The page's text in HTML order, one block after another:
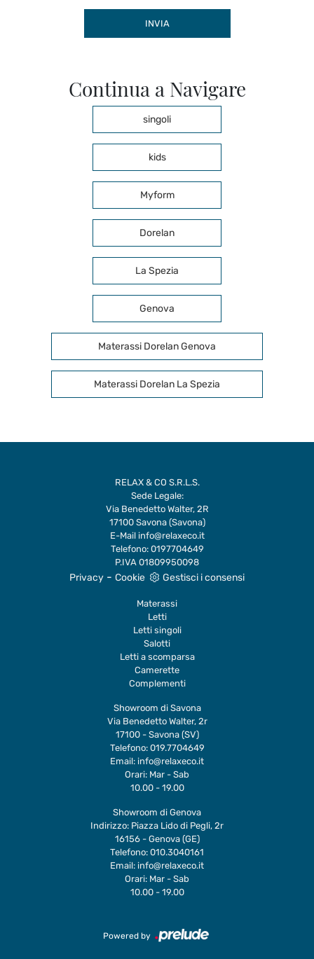
INVIA
Continua a Navigare
singoli
kids
Myform
Dorelan
La Spezia
Genova
Materassi Dorelan Genova
Materassi Dorelan La Spezia
RELAX & CO S.R.L.S.
Sede Legale:
Via Benedetto Walter, 2R
17100 Savona (Savona)
E-Mail info@relaxeco.it
Telefono: 0197704649
P.IVA 01809950098
Privacy - Cookie Gestisci i consensi
Materassi
Letti
Letti singoli
Salotti
Letti a scomparsa
Camerette
Complementi
Showroom di Savona
Via Benedetto Walter, 2r
17100 - Savona (SV)
Telefono: 019.7704649
Email: info@relaxeco.it
Orari: Mar - Sab
10.00 - 19.00
Showroom di Genova
Indirizzo: Piazza Lido di Pegli, 2r
16156 - Genova (GE)
Telefono: 010.3040161
Email: info@relaxeco.it
Orari: Mar - Sab
10.00 - 19.00
Powered by